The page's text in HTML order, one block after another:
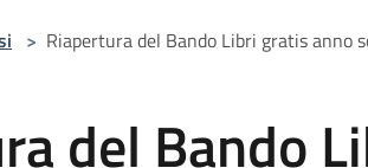
> Riapertura del Bando Libri gratis
del Bando